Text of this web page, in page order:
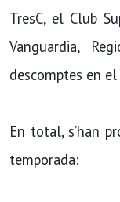
TresC, el Club
Vanguardia,
descomptes en el
En total, s’han
temporada: